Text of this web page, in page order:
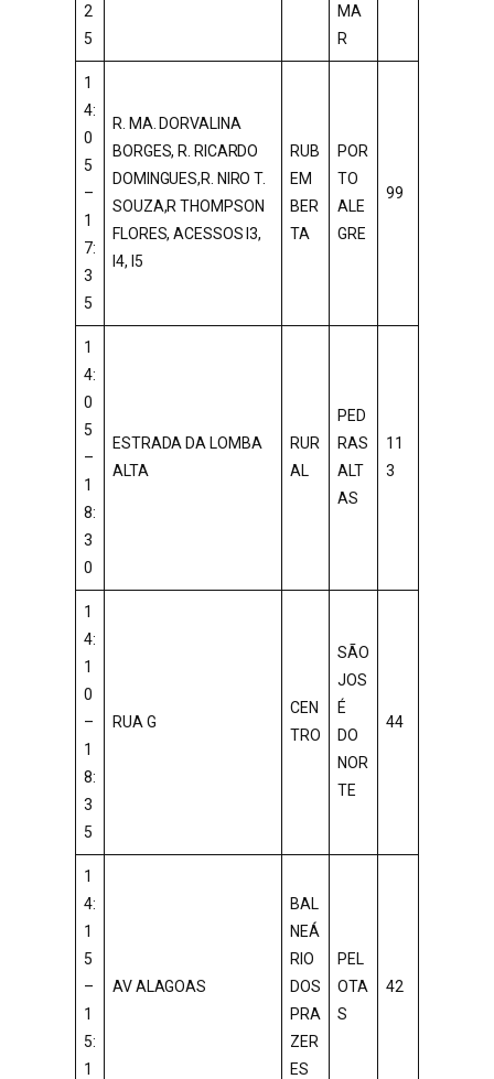
2
5
MA
R
1
4:
0
5
–
1
7:
3
5
R. MA. DORVALINA
BORGES, R. RICARDO
DOMINGUES,R. NIRO T.
SOUZA,R THOMPSON
FLORES, ACESSOS I3,
I4, I5
RUB
EM
BER
TA
POR
TO
ALE
GRE
99
1
4:
0
5
–
1
8:
3
0
ESTRADA DA LOMBA
ALTA
RUR
AL
PED
RAS
ALT
AS
11
3
1
4:
1
0
–
1
8:
3
5
RUA G
CEN
TRO
SÃO
JOS
É
DO
NOR
TE
44
1
4:
1
5
–
1
5:
1
AV ALAGOAS
BAL
NEÁ
RIO
DOS
PRA
ZER
ES
PEL
OTA
S
42